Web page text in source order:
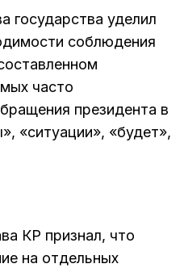
государства уделил
соблюдения
часто
президента в
«ситуации», «будет»,
КР признал, что
на отдельных